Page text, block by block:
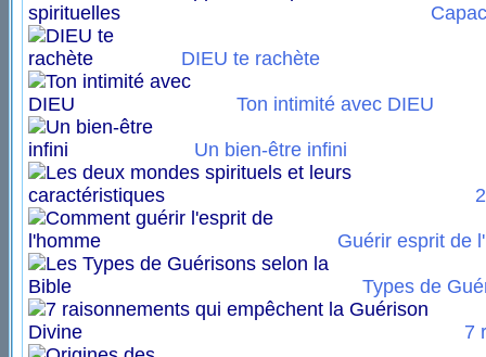
DIEU te rachète
Ton intimité avec DIEU
Un bien-être infini
Guérir esprit de
Types de
7